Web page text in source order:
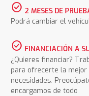
check_circle 2 MESES DE
Podrá cambiar el
check_circle FINANCIACIÓN A
¿Quieres financiar?
para ofrecerte la mejor
necesidades.
encargamos de todo